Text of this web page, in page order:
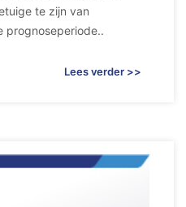
te zijn van
prognoseperiode..
Lees verder >>